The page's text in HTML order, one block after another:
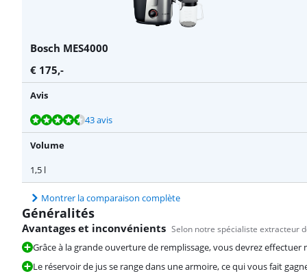
Bosch MES4000
€ 175,-
Avis
La note est de 8,7 sur 10, basée sur 43 avis.
43 avis
La note est de 8,7 sur 10, basée sur 15 avis.
La note est de 8,5 sur 10, basée sur 26 avis.
Volume
1,5 l
Montrer la comparaison complète
Généralités
Avantages et inconvénients Selon notre spécialiste extracteur
Grâce à la grande ouverture de remplissage, vous devrez
Le réservoir de jus se range dans une armoire, ce qui vous fait